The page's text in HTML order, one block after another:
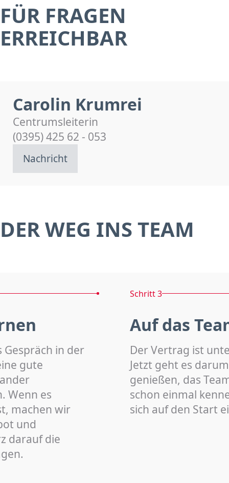
FÜR FRAGEN
ERREICHBAR
Carolin Krumrei
Centrumsleiterin
(0395) 425 62 - 053
Nachricht
DER WEG INS TEAM
Gespräch in der
gute
Wenn es
machen wir
und
darauf die
Schritt 3
Auf das
Der Vertrag ist
Jetzt geht es
genießen, das
schon einmal
sich auf den Start